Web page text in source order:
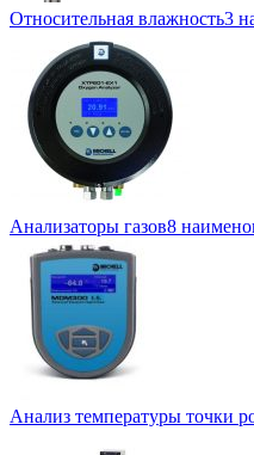
Относительная влажность3
Анализаторы газов8
Анализ температуры точки